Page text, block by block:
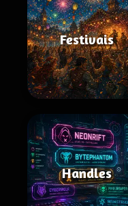
Festivais
Handles